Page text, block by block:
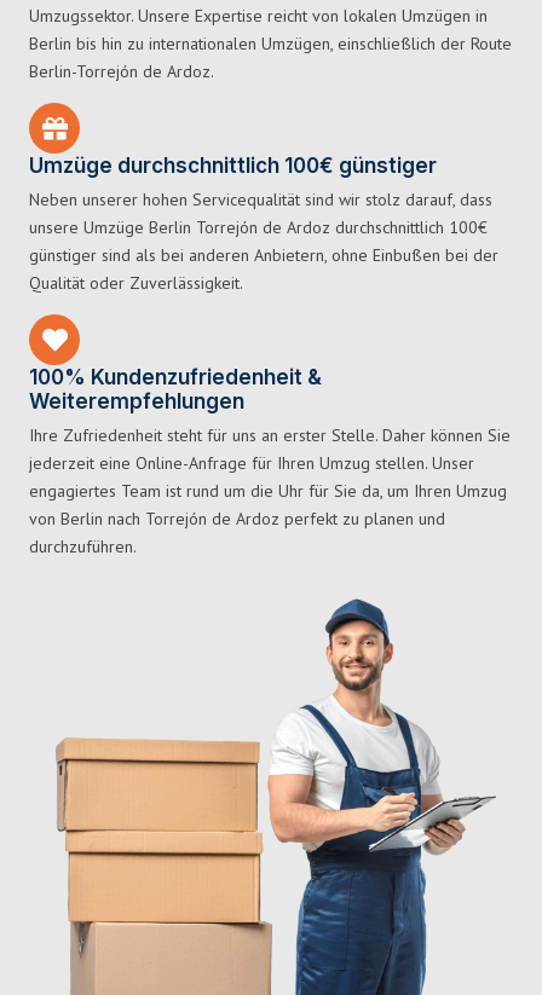
Umzugssektor. Unsere Expertise reicht von lokalen Umzügen in
Berlin bis hin zu internationalen Umzügen, einschließlich der Route
Berlin-Torrejón de Ardoz.
Umzüge durchschnittlich 100€ günstiger
Neben unserer hohen Servicequalität sind wir stolz darauf, dass
unsere Umzüge Berlin Torrejón de Ardoz durchschnittlich 100€
günstiger sind als bei anderen Anbietern, ohne Einbußen bei der
Qualität oder Zuverlässigkeit.
100% Kundenzufriedenheit &
Weiterempfehlungen
Ihre Zufriedenheit steht für uns an erster Stelle. Daher können Sie
jederzeit eine Online-Anfrage für Ihren Umzug stellen. Unser
engagiertes Team ist rund um die Uhr für Sie da, um Ihren Umzug
von Berlin nach Torrejón de Ardoz perfekt zu planen und
durchzuführen.